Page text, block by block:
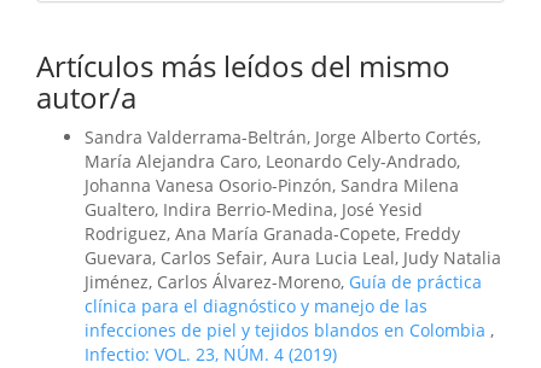
Artículos más leídos del mismo
autor/a
Sandra Valderrama-Beltrán, Jorge Alberto Cortés,
María Alejandra Caro, Leonardo Cely-Andrado,
Johanna Vanesa Osorio-Pinzón, Sandra Milena
Gualtero, Indira Berrio-Medina, José Yesid
Rodriguez, Ana María Granada-Copete, Freddy
Guevara, Carlos Sefair, Aura Lucia Leal, Judy Natalia
Jiménez, Carlos Álvarez-Moreno, Guía de práctica
clínica para el diagnóstico y manejo de las
infecciones de piel y tejidos blandos en Colombia ,
Infectio: VOL. 23, NÚM. 4 (2019)